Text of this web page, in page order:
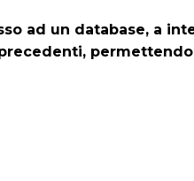
ad un database, a